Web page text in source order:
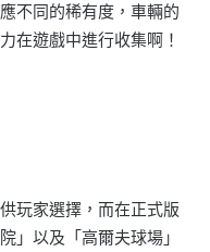
不同的稀有度，車輛的
在遊戲中進行收集啊！
玩家選擇，而在正式版
」以及「高爾夫球場」